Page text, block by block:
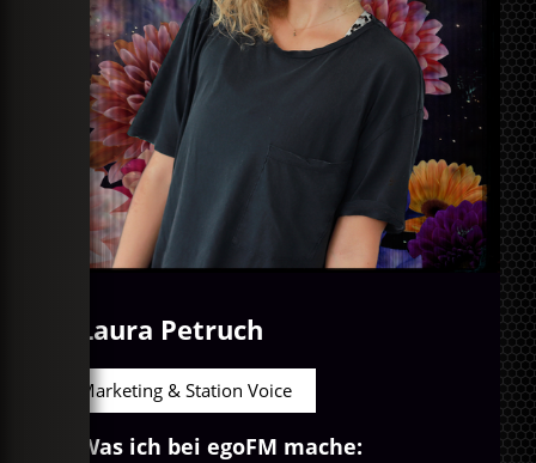
Laura Petruch
Marketing & Station Voice
Was ich bei egoFM mache: